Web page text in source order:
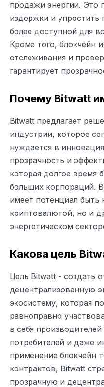
продажи энергии. Это
издержки и упростить
более доступной для
Кроме того, блокчейн
отслеживания и
гарантирует
Почему Bitwatt
Bitwatt предлагает
индустрии, которое
нуждается в
прозрачность и
которая долгое время
больших корпораций.
имеет потенциал быть
криптовалютой, но и
энергетическом
Какова цель
Цель Bitwatt - создать
децентрализованную
экосистему, которая
равноправно
в себя
потребителей и даже
применение блокчейн
контрактов, Bitwatt
прозрачную и